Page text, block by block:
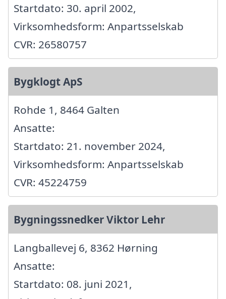
Startdato: 30. april 2002,
Virksomhedsform: Anpartsselskab
CVR: 26580757
Bygklogt ApS
Rohde 1, 8464 Galten
Ansatte:
Startdato: 21. november 2024,
Virksomhedsform: Anpartsselskab
CVR: 45224759
Bygningssnedker Viktor Lehr
Langballevej 6, 8362 Hørning
Ansatte:
Startdato: 08. juni 2021,